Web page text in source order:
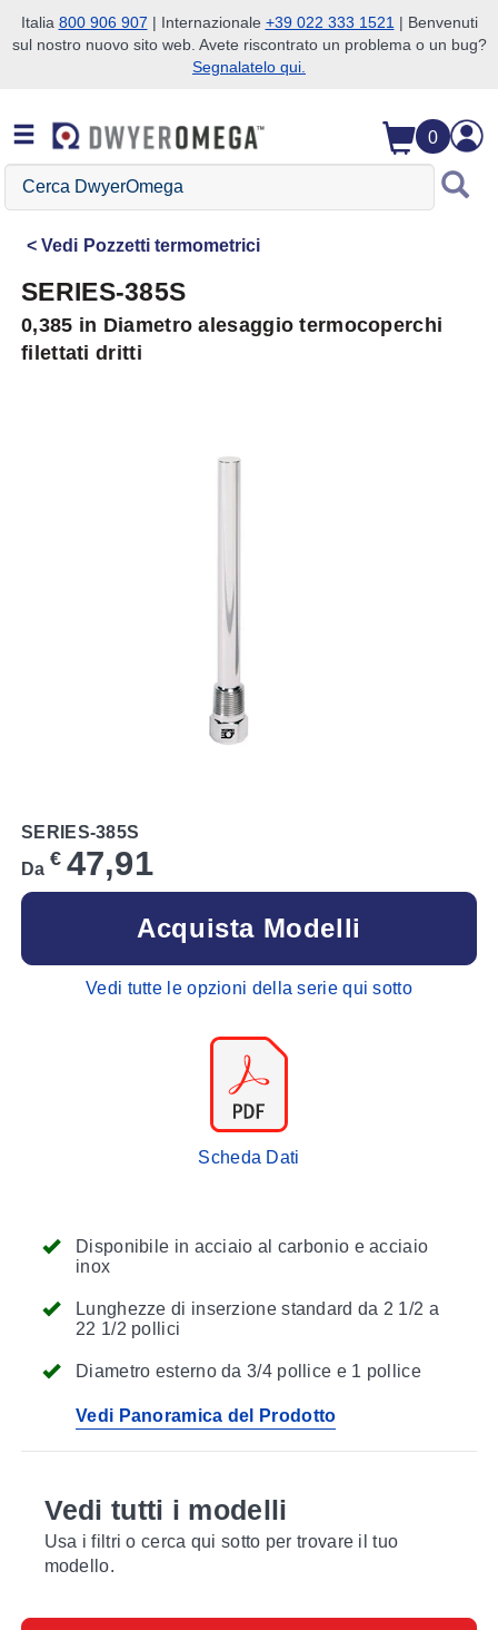
Salta alla ricerca
Salta al contenuto principale
Salta alla navigazione
Italia 800 906 907 | Internazionale +39 022 333 1521 | Benvenuti
sul nostro nuovo sito web. Avete riscontrato un problema o un bug?
Segnalatelo qui.
0
Cerca
DwyerOmega
Vedi Pozzetti termometrici
SERIES-385S
0,385 in Diametro alesaggio termocoperchi
filettati dritti
Disponibile in acciaio al carbonio e acciaio
inox
Lunghezze di inserzione standard da 2 1/2 a
22 1/2 pollici
Diametro esterno da 3/4 pollice e 1 pollice
Vedi Panoramica del Prodotto
SERIES-385S
Da € 47,91
Acquista Modelli
Vedi tutte le opzioni della serie qui sotto
Scheda Dati
Vedi tutti i modelli
Usa i filtri o cerca qui sotto per trovare il tuo
modello.